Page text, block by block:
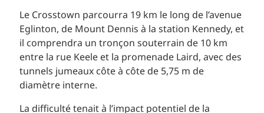
Le Crosstown parcourra 19 km le long de l’avenue
Eglinton, de Mount Dennis à la station Kennedy, et
il comprendra un tronçon souterrain de 10 km
entre la rue Keele et la promenade Laird, avec des
tunnels jumeaux côte à côte de 5,75 m de
diamètre interne.
La difficulté tenait à l’impact potentiel de la